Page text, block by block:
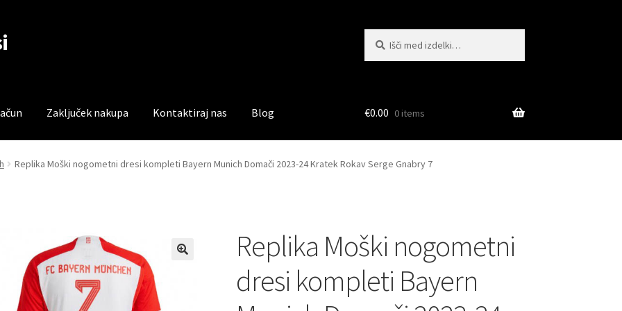
Zaključek nakupa Kontaktiraj nas Blog
Trgovina Zaključek nakupa
€0.00 0 items
Replika Moški nogometni dresi kompleti Bayern Munich Domači 2023-24 Kratek Rokav Serge Gnabry 7
Replika Moški nogometni
dresi kompleti Bayern